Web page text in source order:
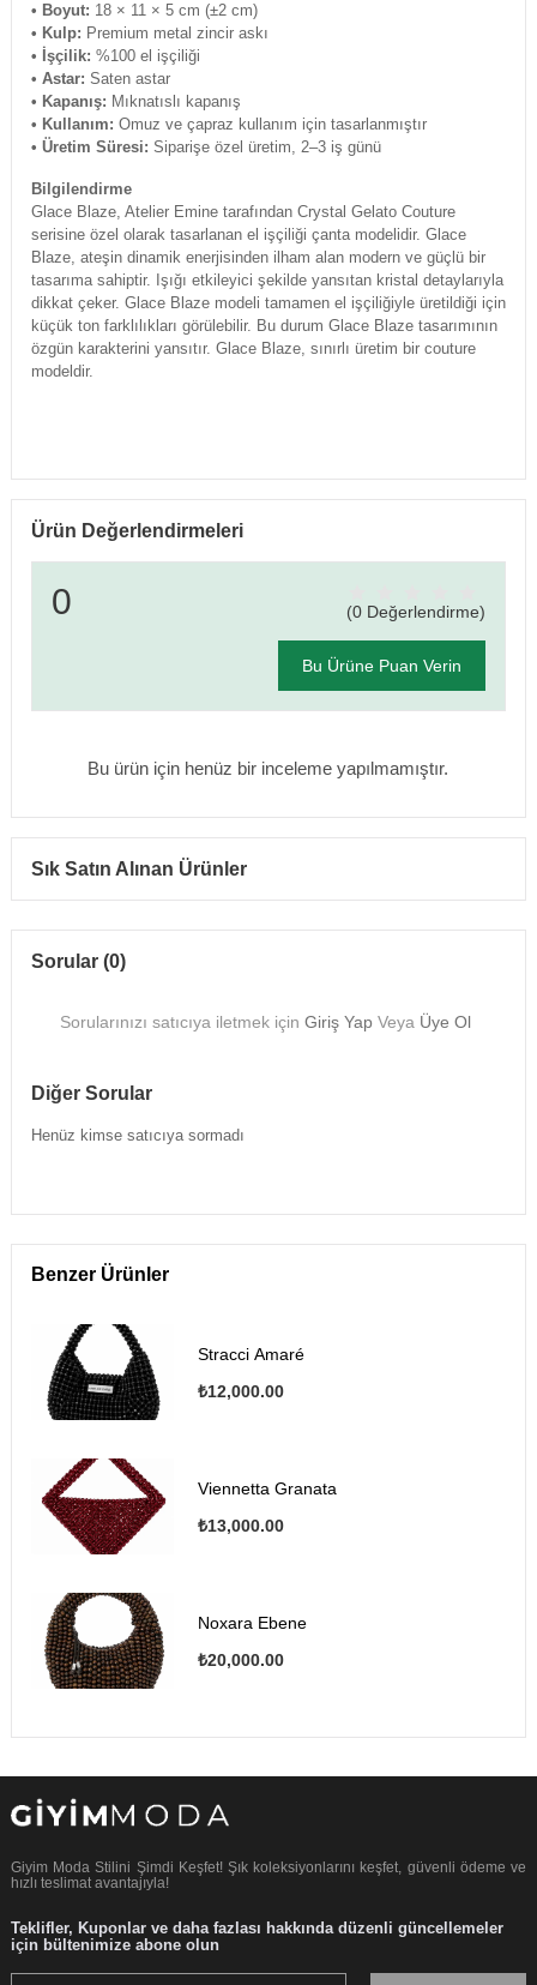
• Boyut: 18 × 11 × 5 cm (±2 cm)
• Kulp: Premium metal zincir askı
• İşçilik: %100 el işçiliği
• Astar: Saten astar
• Kapanış: Mıknatıslı kapanış
• Kullanım: Omuz ve çapraz kullanım için tasarlanmıştır
• Üretim Süresi: Siparişe özel üretim, 2–3 iş günü
Bilgilendirme
Glace Blaze, Atelier Emine tarafından Crystal Gelato Couture
serisine özel olarak tasarlanan el işçiliği çanta modelidir. Glace
Blaze, ateşin dinamik enerjisinden ilham alan modern ve güçlü bir
tasarıma sahiptir. Işığı etkileyici şekilde yansıtan kristal detaylarıyla
dikkat çeker. Glace Blaze modeli tamamen el işçiliğiyle üretildiği için
küçük ton farklılıkları görülebilir. Bu durum Glace Blaze tasarımının
özgün karakterini yansıtır. Glace Blaze, sınırlı üretim bir couture
modeldir.
Ürün Değerlendirmeleri
0 (0 Değerlendirme)
Bu Ürüne Puan Verin
Bu ürün için henüz bir inceleme yapılmamıştır.
Sık Satın Alınan Ürünler
Sorular (0)
Sorularınızı satıcıya iletmek içinGiriş Yap Veya Üye Ol
Diğer Sorular
Henüz kimse satıcıya sormadı
Benzer Ürünler
Stracci Amaré
₺12,000.00
Viennetta Granata
₺13,000.00
Noxara Ebene
₺20,000.00
Giyim Moda Stilini Şimdi Keşfet! Şık koleksiyonlarını keşfet, güvenli ödeme ve
hızlı teslimat avantajıyla!
Teklifler, Kuponlar ve daha fazlası hakkında düzenli güncellemeler
için bültenimize abone olun